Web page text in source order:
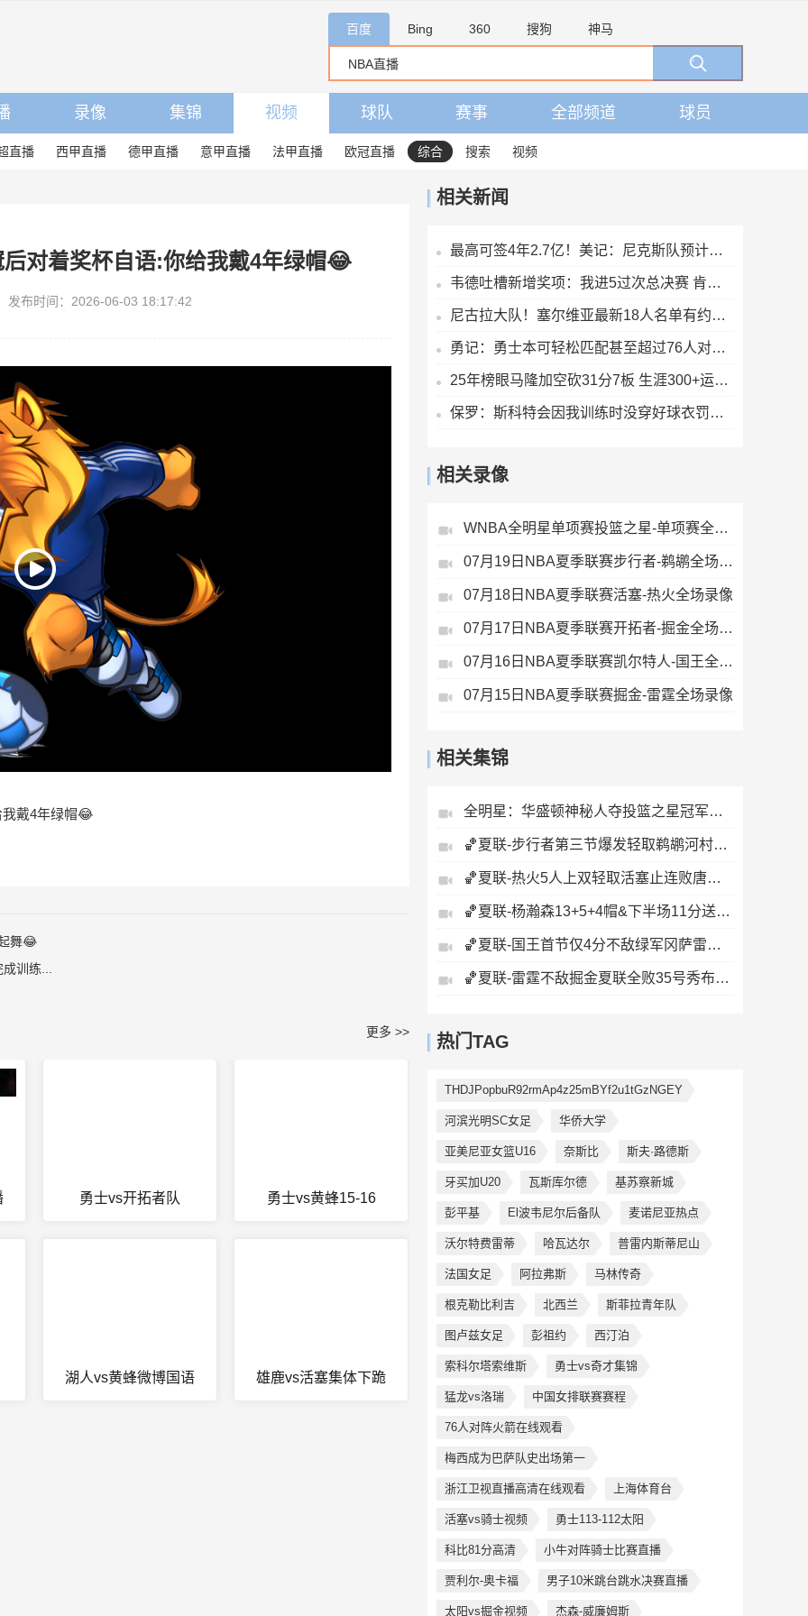
百度 Bing 360 搜狗 神马
录像 集锦 视频 球队 赛事 全部频道 球员
直播 西甲直播 德甲直播 意甲直播 法甲直播 欧冠直播 综合 搜索 视频
对着奖杯自语:你给我戴4年绿帽😂
发布时间：2026-06-03 18:17:42
戴4年绿帽😂
舞😂
训练...
更多 >>
勇士vs开拓者队 勇士vs黄蜂15-16
湖人vs黄蜂微博国语 雄鹿vs活塞集体下跪
相关新闻
最高可签4年2.7亿！美记：尼克斯队预计不会给唐斯提供全额顶薪
韦德吐槽新增奖项：我进5过次总决赛 肯定能拿一两个东决MVP
尼古拉大队！塞尔维亚最新18人名单有约基奇/约维奇等7个叫尼古拉
勇记：勇士本可轻松匹配甚至超过76人对布朗的报价 但谈判未深入
25年榜眼马隆加空砍31分7板 生涯300+运动战进球WNBA史上最年轻
保罗：斯科特会因我训练时没穿好球衣罚款 德安东尼让我们随便穿
相关录像
WNBA全明星单项赛投篮之星-单项赛全场录像
07月19日NBA夏季联赛步行者-鹈鹕全场录像
07月18日NBA夏季联赛活塞-热火全场录像
07月17日NBA夏季联赛开拓者-掘金全场录像
07月16日NBA夏季联赛凯尔特人-国王全场录像
07月15日NBA夏季联赛掘金-雷霆全场录像
相关集锦
全明星：华盛顿神秘人夺投篮之星冠军！福德夺得三分大赛冠军！
🏀夏联-步行者第三节爆发轻取鹈鹕河村勇辉5+5+12斯劳森22分
🏀夏联-热火5人上双轻取活塞止连败唐纳森20+8+10奥科里27分
🏀夏联-杨瀚森13+5+4帽&下半场11分送惊艳妙传开拓者力克掘金
🏀夏联-国王首节仅4分不敌绿军冈萨雷斯24+10+5塞纳克10+12
🏀夏联-雷霆不敌掘金夏联全败35号秀布拉齐尔32+6马拉14+7+6
热门TAG
THDJPopbuR92rmAp4z25mBYf2u1tGzNGEY
河滨光明SC女足 华侨大学
亚美尼亚女篮U16 奈斯比 斯夫·路德斯
牙买加U20 瓦斯库尔德 基苏察新城
彭平基 El波韦尼尔后备队 麦诺尼亚热点
沃尔特费雷蒂 哈瓦达尔 普雷内斯蒂尼山
法国女足 阿拉弗斯 马林传奇
根克勒比利吉 北西兰 斯菲拉青年队
图卢兹女足 彭祖约 西汀泊
索科尔塔索维斯 勇士vs奇才集锦
猛龙vs洛瑞 中国女排联赛赛程
76人对阵火箭在线观看
梅西成为巴萨队史出场第一
浙江卫视直播高清在线观看 上海体育台
活塞vs骑士视频 勇士113-112太阳
科比81分高清 小牛对阵骑士比赛直播
贾利尔-奥卡福 男子10米跳台跳水决赛直播
太阳vs掘金视频 杰森-威廉姆斯